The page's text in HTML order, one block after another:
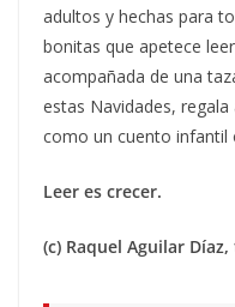
adultos y hechas para
bonitas que apetece
acompañada de una
estas Navidades,
como un cuento infantil
Leer es crecer.
(c) Raquel Aguilar